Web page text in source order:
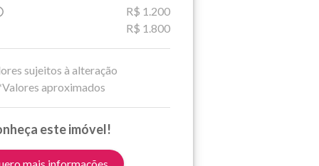
R$ 1.200
R$ 1.800
sujeitos à alteração
aproximados
este imóvel!